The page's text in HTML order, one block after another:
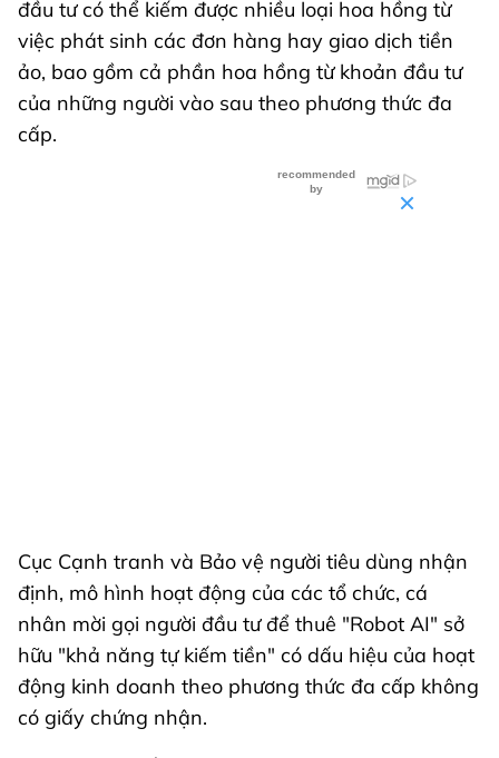
đầu tư có thể kiếm được nhiều loại hoa hồng từ
việc phát sinh các đơn hàng hay giao dịch tiền
ảo, bao gồm cả phần hoa hồng từ khoản đầu tư
của những người vào sau theo phương thức đa
cấp.
Cục Cạnh tranh và Bảo vệ người tiêu dùng nhận
định, mô hình hoạt động của các tổ chức, cá
nhân mời gọi người đầu tư để thuê "Robot AI" sở
hữu "khả năng tự kiếm tiền" có dấu hiệu của hoạt
động kinh doanh theo phương thức đa cấp không
có giấy chứng nhận.